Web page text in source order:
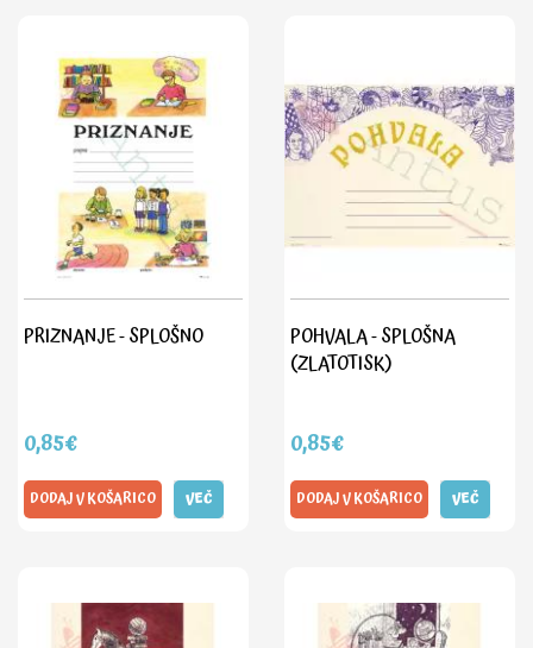
PRIZNANJE - SPLOŠNO
0,85€
DODAJ V KOŠARICO VEČ
POHVALA - SPLOŠNA
(ZLATOTISK)
0,85€
DODAJ V KOŠARICO VEČ